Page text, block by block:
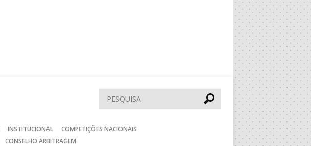
Pesquisar
INSTITUCIONAL
COMPETIÇÕES NACIONAIS
CONSELHO ARBITRAGEM